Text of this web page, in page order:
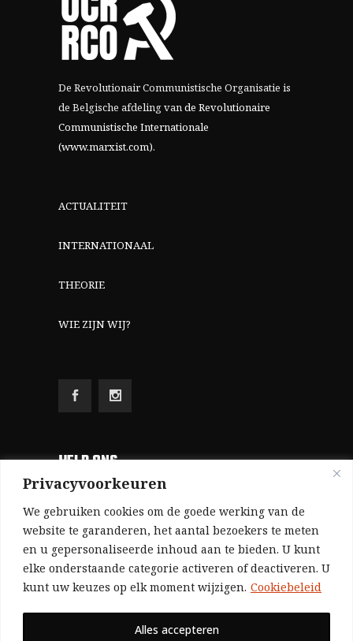
Privacyvoorkeuren
We gebruiken cookies om de goede werking van de
website te garanderen, het aantal bezoekers te meten
en u gepersonaliseerde inhoud aan te bieden. U kunt
elke onderstaande categorie activeren of deactiveren. U
kunt uw keuzes op elk moment wijzigen. Cookiebeleid
Alles accepteren
De Revolutionair Communistische Organisatie is
de Belgische afdeling vande Revolutionaire
Communistische Internationale
(www.marxist.com).
ACTUALITEIT
INTERNATIONAAL
THEORIE
WIE ZIJN WIJ?
HELP ONS
Aangezien we volledig zelf gefinancierd zijn
(zonder subsidies, zonder commerciële
advertenties en zonder rijke sponsors), zijn we
voor de publicatie van ons tijdschrift uitsluitend
afhankelijk van de financiële steun van onze